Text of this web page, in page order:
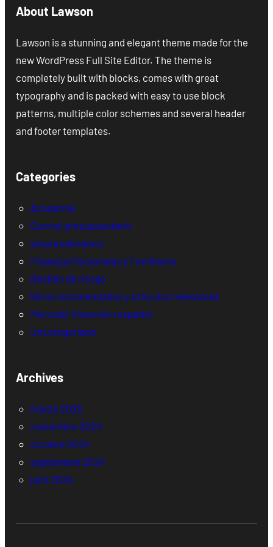
About Lawson
Lawson is a stunning and elegant theme made for the
new WordPress Full Site Editor. The theme is
completely built with blocks, comes with great
typography and is packed with easy to use block
patterns, multiple color schemes and several header
and footer templates.
Categories
Academia
Control presupuestario
emprendimiento
Finanzas Personales y Familiares
Gestión de riesgo
libros recomendados y artículos relevantes
Mercado financiero español
Uncategorized
Archives
marzo 2025
noviembre 2024
octubre 2024
septiembre 2024
julio 2024